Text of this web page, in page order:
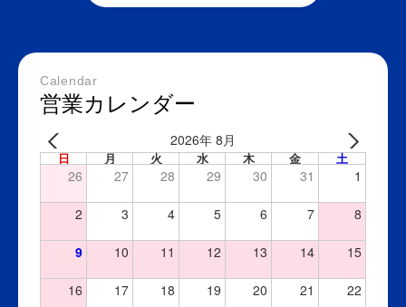
Calendar
営業カレンダー
2026年 8月
日 月 火 水 木 金 土
26 27 28 29 30 31 1
2 3 4 5 6 7 8
9 10 11 12 13 14 15
16 17 18 19 20 21 22